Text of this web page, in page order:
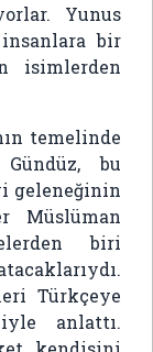
Yunus
bir
isimlerden
temelinde
bu
geleneğinin
Müslüman
biri
Türkçeye
anlattı.